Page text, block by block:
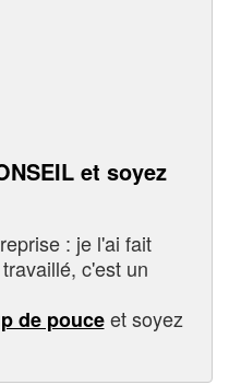
et soyez
: je l'ai fait
c'est un
de pouceet soyez